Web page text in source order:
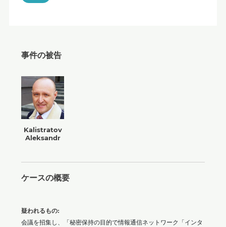
事件の被告
Kalistratov
Aleksandr
ケースの概要
疑われるもの:
会議を招集し、「秘密保持の目的で情報通信ネットワーク「インタ